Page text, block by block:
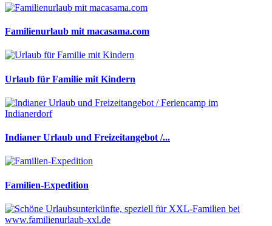
Familienurlaub mit macasama.com
Urlaub für Familie mit Kindern
Indianer Urlaub und Freizeitangebot /...
Familien-Expedition